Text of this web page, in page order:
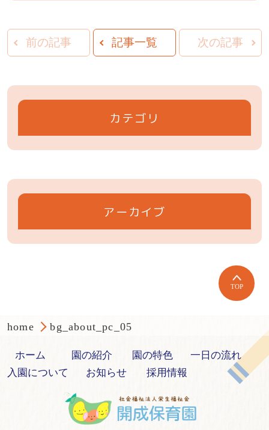
前の記事 記事一覧 次の記事
カテゴリ
アーカイブ
TOP
home bg_about_pc_05
ホーム 園の紹介 園の特色
一日の流れ
入園について
お知らせ 採用情報